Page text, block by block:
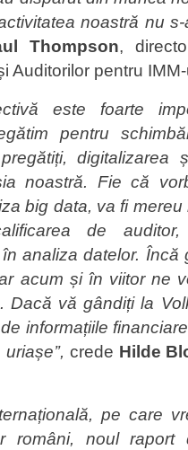
noastră nu
Thompson,
Auditorilor pentru
este foarte
ătimpentru
pregătiți, digitalizarea
noastră. Fiecă
big data, va fi
de
înanaliza datelor. Încă
acum și în viitor ne
Dacă vă gândițila
de informațiile
uriașe’’, crede Hilde
pe care
români, noul raport